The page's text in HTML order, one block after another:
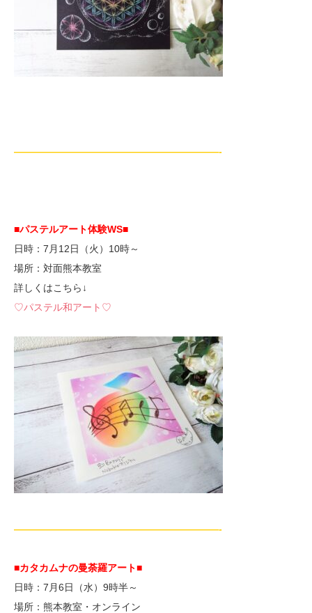
—————————————————————-
■パステルアート体験WS■
日時：7月12日（火）10時～
場所：対面熊本教室
詳しくはこちら↓
♡パステル和アート♡
—————————————————————-
■カタカムナの曼荼羅アート■
日時：7月6日（水）9時半～
場所：熊本教室・オンライン